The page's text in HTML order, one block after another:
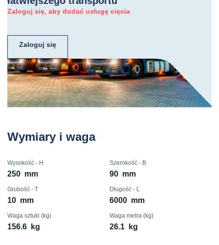
Zaloguj się, aby dodać usługę cięcia
Zaloguj się
Wymiary i waga
Wysokość - H
250 mm
Szerokość - B
90 mm
Grubość - T
10 mm
Długość - L
6000 mm
Waga sztuki (kg)
156.6 kg
Waga metra (kg)
26.1 kg